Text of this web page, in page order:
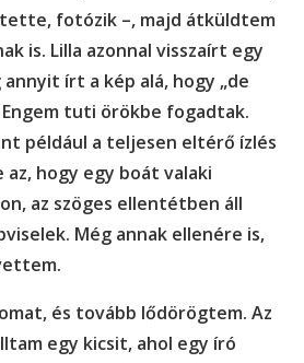
fotózik –, majd átküldtem
is. Lilla azonnal visszaírt egy
írt a kép alá, hogy „de
Engem tuti örökbe fogadtak.
például a teljesen eltérő ízlés
az, hogy egy boát valaki
az szöges ellentétben áll
Még annak ellenére is,
és tovább lődörögtem. Az
egy kicsit, ahol egy író